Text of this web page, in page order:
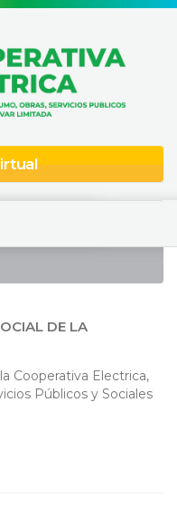
DE LA
Cooperativa Electrica,
Públicos y Sociales